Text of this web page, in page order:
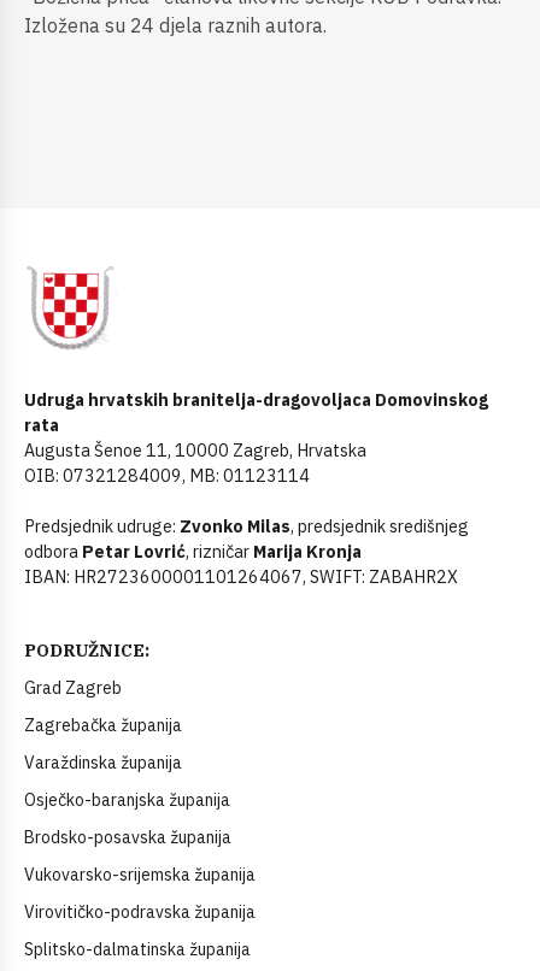
Izložena su 24 djela raznih autora.
Udruga hrvatskih branitelja-dragovoljaca Domovinskog
rata
Augusta Šenoe 11, 10000 Zagreb, Hrvatska
OIB: 07321284009, MB: 01123114
Predsjednik udruge: Zvonko Milas, predsjednik središnjeg
odbora Petar Lovrić, rizničar Marija Kronja
IBAN: HR2723600001101264067, SWIFT: ZABAHR2X
PODRUŽNICE:
Grad Zagreb
Zagrebačka županija
Varaždinska županija
Osječko-baranjska županija
Brodsko-posavska županija
Vukovarsko-srijemska županija
Virovitičko-podravska županija
Splitsko-dalmatinska županija